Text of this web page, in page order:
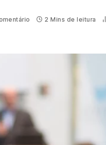
2 Mins de leitura